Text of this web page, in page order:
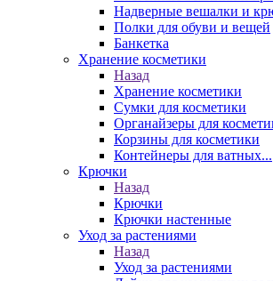
Надверные вешалки и
Полки для обуви и вещей
Банкетка
Хранение косметики
Назад
Хранение косметики
Сумки для косметики
Органайзеры для
Корзины для косметики
Контейнеры для ватных...
Крючки
Назад
Крючки
Крючки настенные
Уход за растениями
Назад
Уход за растениями